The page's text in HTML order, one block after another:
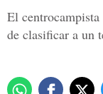
El
de clasificar a un